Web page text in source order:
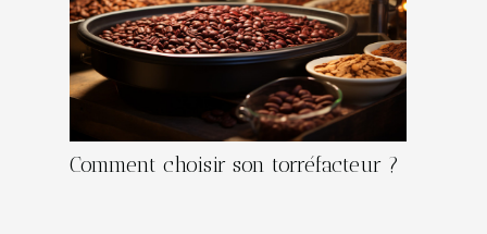
Comment choisir son torréfacteur ?